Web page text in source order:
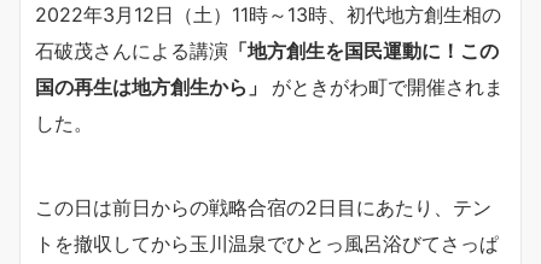
2022年3月12日（土）11時～13時、初代地方創生相の
石破茂さんによる講演 「地方創生を国民運動に！この
国の再生は地方創生から」 がときがわ町で開催されま
した。
この日は前日からの戦略合宿の2日目にあたり、テン
トを撤収してから玉川温泉でひとっ風呂浴びてさっぱ